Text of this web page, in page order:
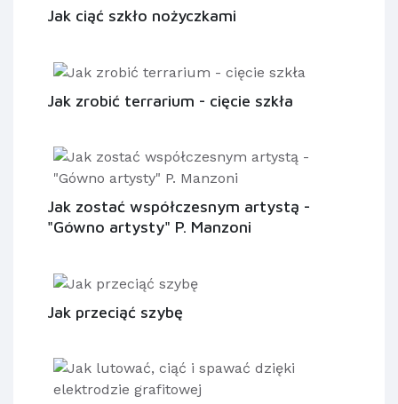
Jak ciąć szkło nożyczkami
Jak zrobić terrarium - cięcie szkła
Jak zostać współczesnym artystą -
"Gówno artysty" P. Manzoni
Jak przeciąć szybę